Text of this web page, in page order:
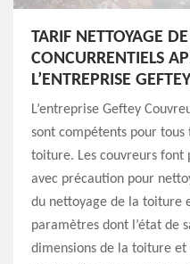
TARIF NETTOYAGE
CONCURRENTIELS
L’ENTREPRISE
L’entreprise Geftey
sont compétents pour
toiture. Les couvreurs font
avec précaution pour
du nettoyage de la toiture
paramètres dont l’état de
dimensions de la toiture et